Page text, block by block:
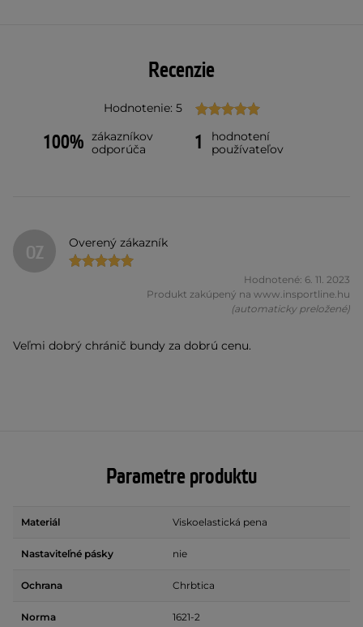
Recenzie
Hodnotenie: 5
100% zákazníkov
odporúča
1
hodnotení
používateľov
OZ Overený zákazník
Hodnotené: 6. 11. 2023
Produkt zakúpený na www.insportline.hu
(automaticky preložené)
Veľmi dobrý chránič bundy za dobrú cenu.
Parametre produktu
Materiál Viskoelastická pena
Nastaviteľné pásky nie
Ochrana Chrbtica
Norma 1621-2